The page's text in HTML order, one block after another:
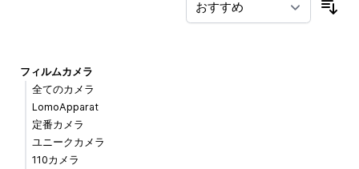
フィルムカメラ
全てのカメラ
LomoApparat
定番カメラ
ユニークカメラ
110カメラ